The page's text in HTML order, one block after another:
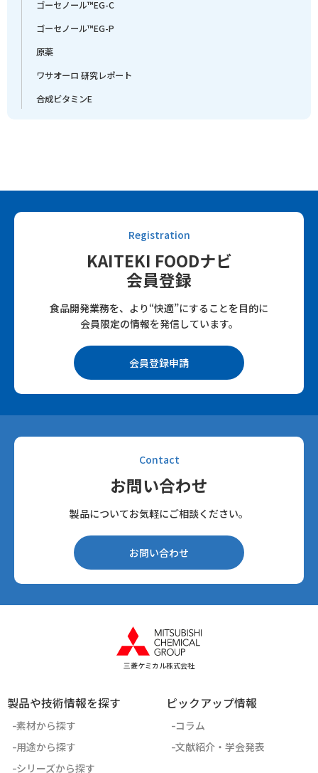
ゴーセノール™EG-C
ゴーセノール™EG-P
原薬
ワサオーロ 研究レポート
合成ビタミンE
Registration
KAITEKI FOODナビ
会員登録
食品開発業務を、より“快適”にすることを目的に
会員限定の情報を発信しています。
会員登録申請
Contact
お問い合わせ
製品についてお気軽にご相談ください。
お問い合わせ
三菱ケミカル株式会社
製品や技術情報を探す
素材から探す
用途から探す
シリーズから探す
ピックアップ情報
コラム
文献紹介・学会発表